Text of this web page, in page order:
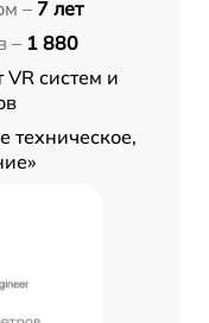
– 7 лет
– 1 880
VR систем и
техническое,